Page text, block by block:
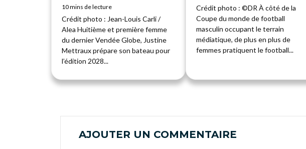
10 mins de lecture
Crédit photo : Jean-Louis Carli /
Alea Huitième et première femme
du dernier Vendée Globe, Justine
Mettraux prépare son bateau pour
l’édition 2028...
Crédit photo : ©DR À côté de la
Coupe du monde de football
masculin occupant le terrain
médiatique, de plus en plus de
femmes pratiquent le football...
AJOUTER UN COMMENTAIRE